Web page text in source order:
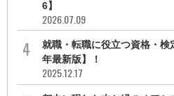
6】
2026.07.09
就職・転職に役立つ資格・
年最新版】！
2025.12.17